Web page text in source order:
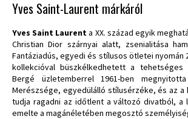
Yves Saint-Laurent márkáról
Yves Saint Laurenta XX. század egyik
Christian Dior szárnyai alatt, zsenialitása
Fantáziadús, egyedi és stílusos ötletei nyomán
kollekcióval büszkélkedhetett a tehetséges
Bergé üzletemberrel 1961-ben
Merészsége, egyedülálló stílusérzéke, és az a
tudja ragadni az időtlent a változó divatból, a
emelte a magánéletében megosztó